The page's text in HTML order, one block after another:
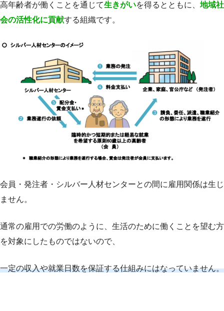
高年齢者が働くことを通じて生きがいを得るとともに、 地域社
会の活性化に貢献する組織です。
会員・発注者・シルバー人材センターとの間に雇用関係は生じ
ません。
通常の雇用での労働のように、生活のために働くことを望む方
を対象にしたものではないので、
一定の収入や就業日数を保証する仕組みにはなっていません。